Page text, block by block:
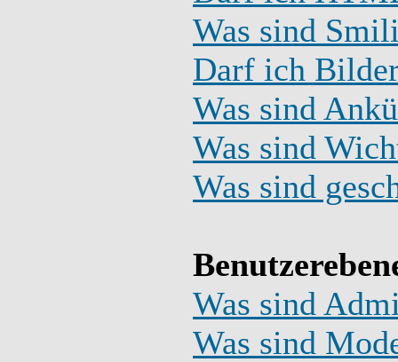
Was sind
Darf ich
Was sind
Was sind
Was sind
Was sind
Was sind